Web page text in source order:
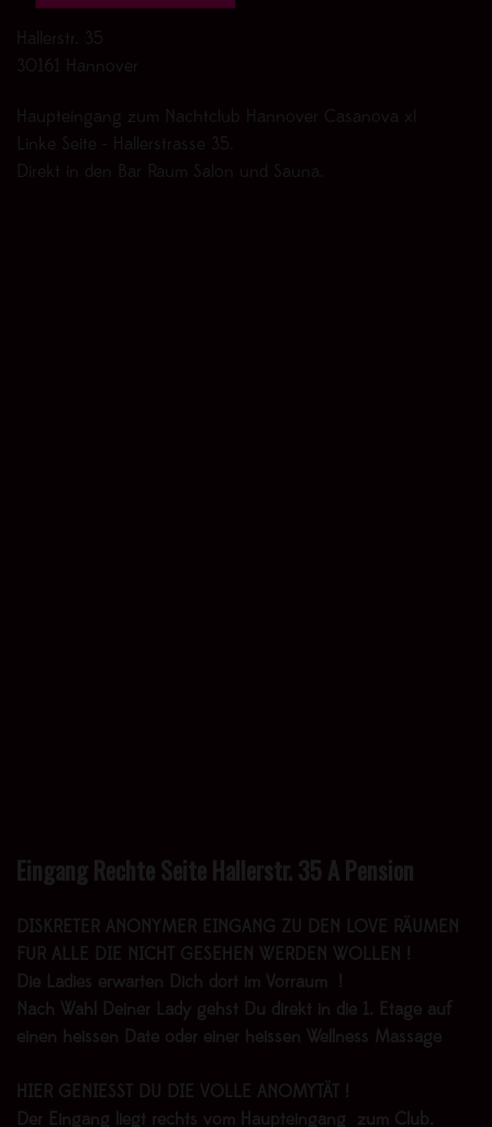
Hallerstr. 35
30161 Hannover
Haupteingang zum Nachtclub Hannover Casanova xl
Linke Seite - Hallerstrasse 35.
Direkt in den Bar Raum Salon und Sauna.
Eingang Rechte Seite Hallerstr. 35 A Pension
DISKRETER ANONYMER EINGANG ZU DEN LOVE RÄUMEN
FÜR ALLE DIE NICHT GESEHEN WERDEN WOLLEN !
Die Ladies erwarten Dich dort im Vorraum !
Nach Wahl Deiner Lady gehst Du direkt in die 1. Etage auf
einen heissen Date oder einer heissen Wellness Massage
HIER GENIESST DU DIE VOLLE ANOMYTÄT !
Der Eingang liegt rechts vom Haupteingang zum Club.